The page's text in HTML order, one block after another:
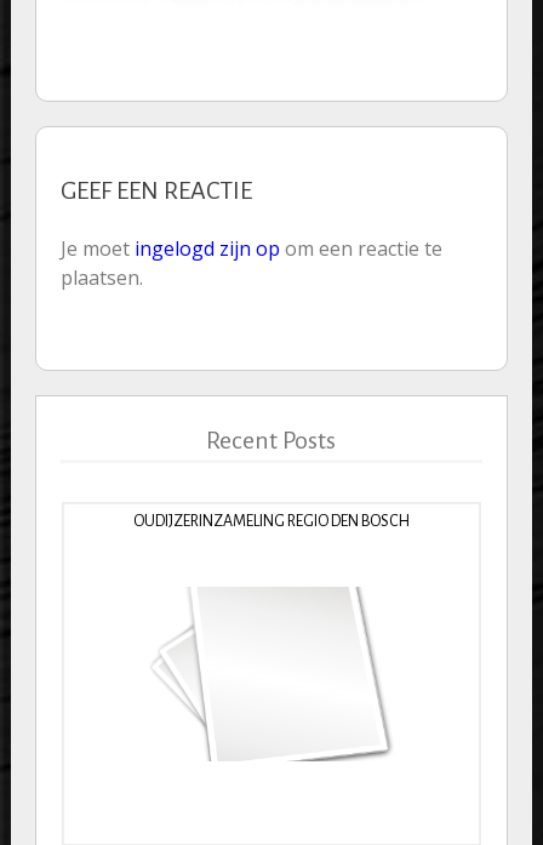
GEEF EEN REACTIE
Je moet ingelogd zijn op om een reactie te
plaatsen.
Recent Posts
OUDIJZERINZAMELING REGIO DEN BOSCH